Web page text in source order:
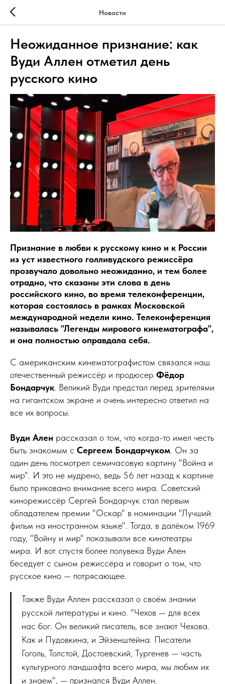
Новости
Неожиданное признание: как
Вуди Аллен отметил день
русского кино
Признание в любви к русскому кино и к России
из уст известного голливудского режиссёра
прозвучало довольно неожиданно, и тем более
отрадно, что сказаны эти слова в день
российского кино, во время телеконференции,
которая состоялась в рамках Московской
международной недели кино. Телеконференция
называлась "Легенды мирового кинематографа",
и она полностью оправдала себя.
С американским кинематографистом связался наш
отечественный режиссёр и продюсер Фёдор
Бондарчук . Великий Вуди предстал перед зрителями
на гигантском экране и очень интересно ответил на
все их вопросы.
Вуди Ален рассказал о том, что когда-то имел честь
быть знакомым с Сергеем Бондарчуком . Он за
один день посмотрел семичасовую картину "Война и
мир". И это не мудрено, ведь 56 лет назад к картине
было приковано внимание всего мира. Советский
кинорежиссёр Сергей Бондарчук стал первым
обладателем премии "Оскар" в номинации "Лучший
фильм на иностранном языке". Тогда, в далёком 1969
году, "Войну и мир" показывали все кинотеатры
мира. И вот спустя более полувека Вуди Ален
беседует с сыном режиссёра и говорит о том, что
русское кино — потрясающее.
Также Вуди Аллен рассказал о своём знании
русской литературы и кино. "Чехов — для всех
нас бог. Он великий писатель, все знают Чехова.
Как и Пудовкина, и Эйзенштейна. Писатели
Гоголь, Толстой, Достоевский, Тургенев — часть
культурного ландшафта всего мира, мы любим их
и знаем", — признался Вуди Аллен.